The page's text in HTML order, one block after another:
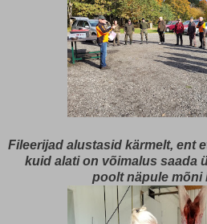
Fileerijad alustasid kärmelt, ent
kuid alati on võimalus saada
poolt näpule mõni